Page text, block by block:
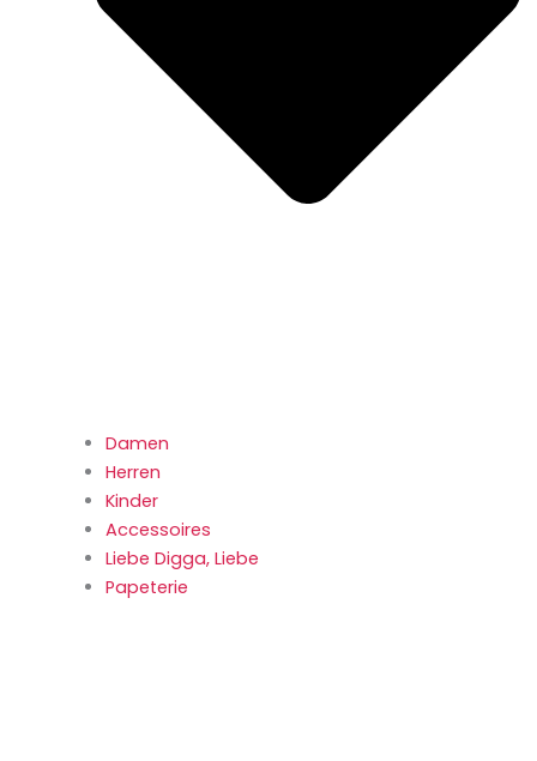
Damen
Herren
Kinder
Accessoires
Liebe Digga, Liebe
Papeterie